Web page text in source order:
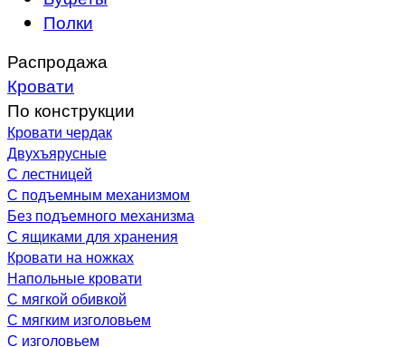
Полки
Распродажа
Кровати
По конструкции
Кровати чердак
Двухъярусные
С лестницей
С подъемным механизмом
Без подъемного механизма
С ящиками для хранения
Кровати на ножках
Напольные кровати
С мягкой обивкой
С мягким изголовьем
С изголовьем